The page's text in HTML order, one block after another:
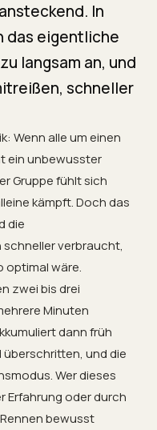
In
das eigentliche
langsam an, und
schneller
Wenn alle um einen
ein unbewusster
Gruppe fühlt sich
kämpft. Doch das
die
verbraucht,
optimal wäre.
zwei bis drei
Minuten
dann früh
und die
Wer dieses
Erfahrung oder durch
bewusst